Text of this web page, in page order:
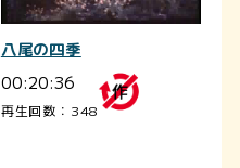
八尾の四季
00:20:36
再生回数：348